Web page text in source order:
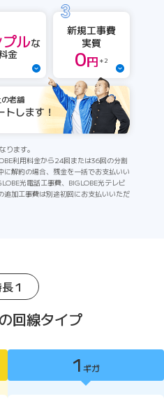
ルな
金
新規工事費
実質
0円 ＊2
老舗
します！
ります。
利用料金から24回または36回の分割
に解約の場合、残金を一括でお支払いい
光電話工事費、BIGLOBE光テレビ
追加工事費は別途初回にお支払いいただ
１
回線タイプ
1 ギガ